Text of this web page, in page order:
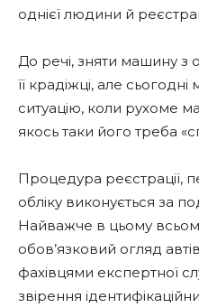
однієї людини й
До речі, зняти машину з
її крадіжці, але
ситуацію, коли рухоме
якось таки його треба
Процедура реєстрації,
обліку виконується за
Найважче в цьому
обов’язковий огляд
фахівцями експертної
звірення